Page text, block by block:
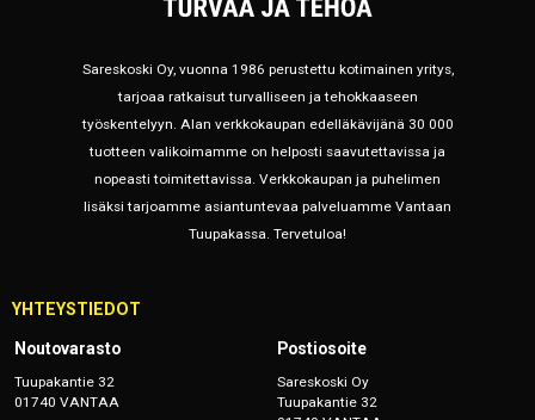
Sareskoski Oy, vuonna 1986 perustettu kotimainen yritys,
tarjoaa ratkaisut turvalliseen ja tehokkaaseen
työskentelyyn. Alan verkkokaupan edelläkävijänä 30 000
tuotteen valikoimamme on helposti saavutettavissa ja
nopeasti toimitettavissa. Verkkokaupan ja puhelimen
lisäksi tarjoamme asiantuntevaa palveluamme Vantaan
Tuupakassa. Tervetuloa!
YHTEYSTIEDOT
Noutovarasto
Tuupakantie 32
01740 VANTAA
Postiosoite
Sareskoski Oy
Tuupakantie 32